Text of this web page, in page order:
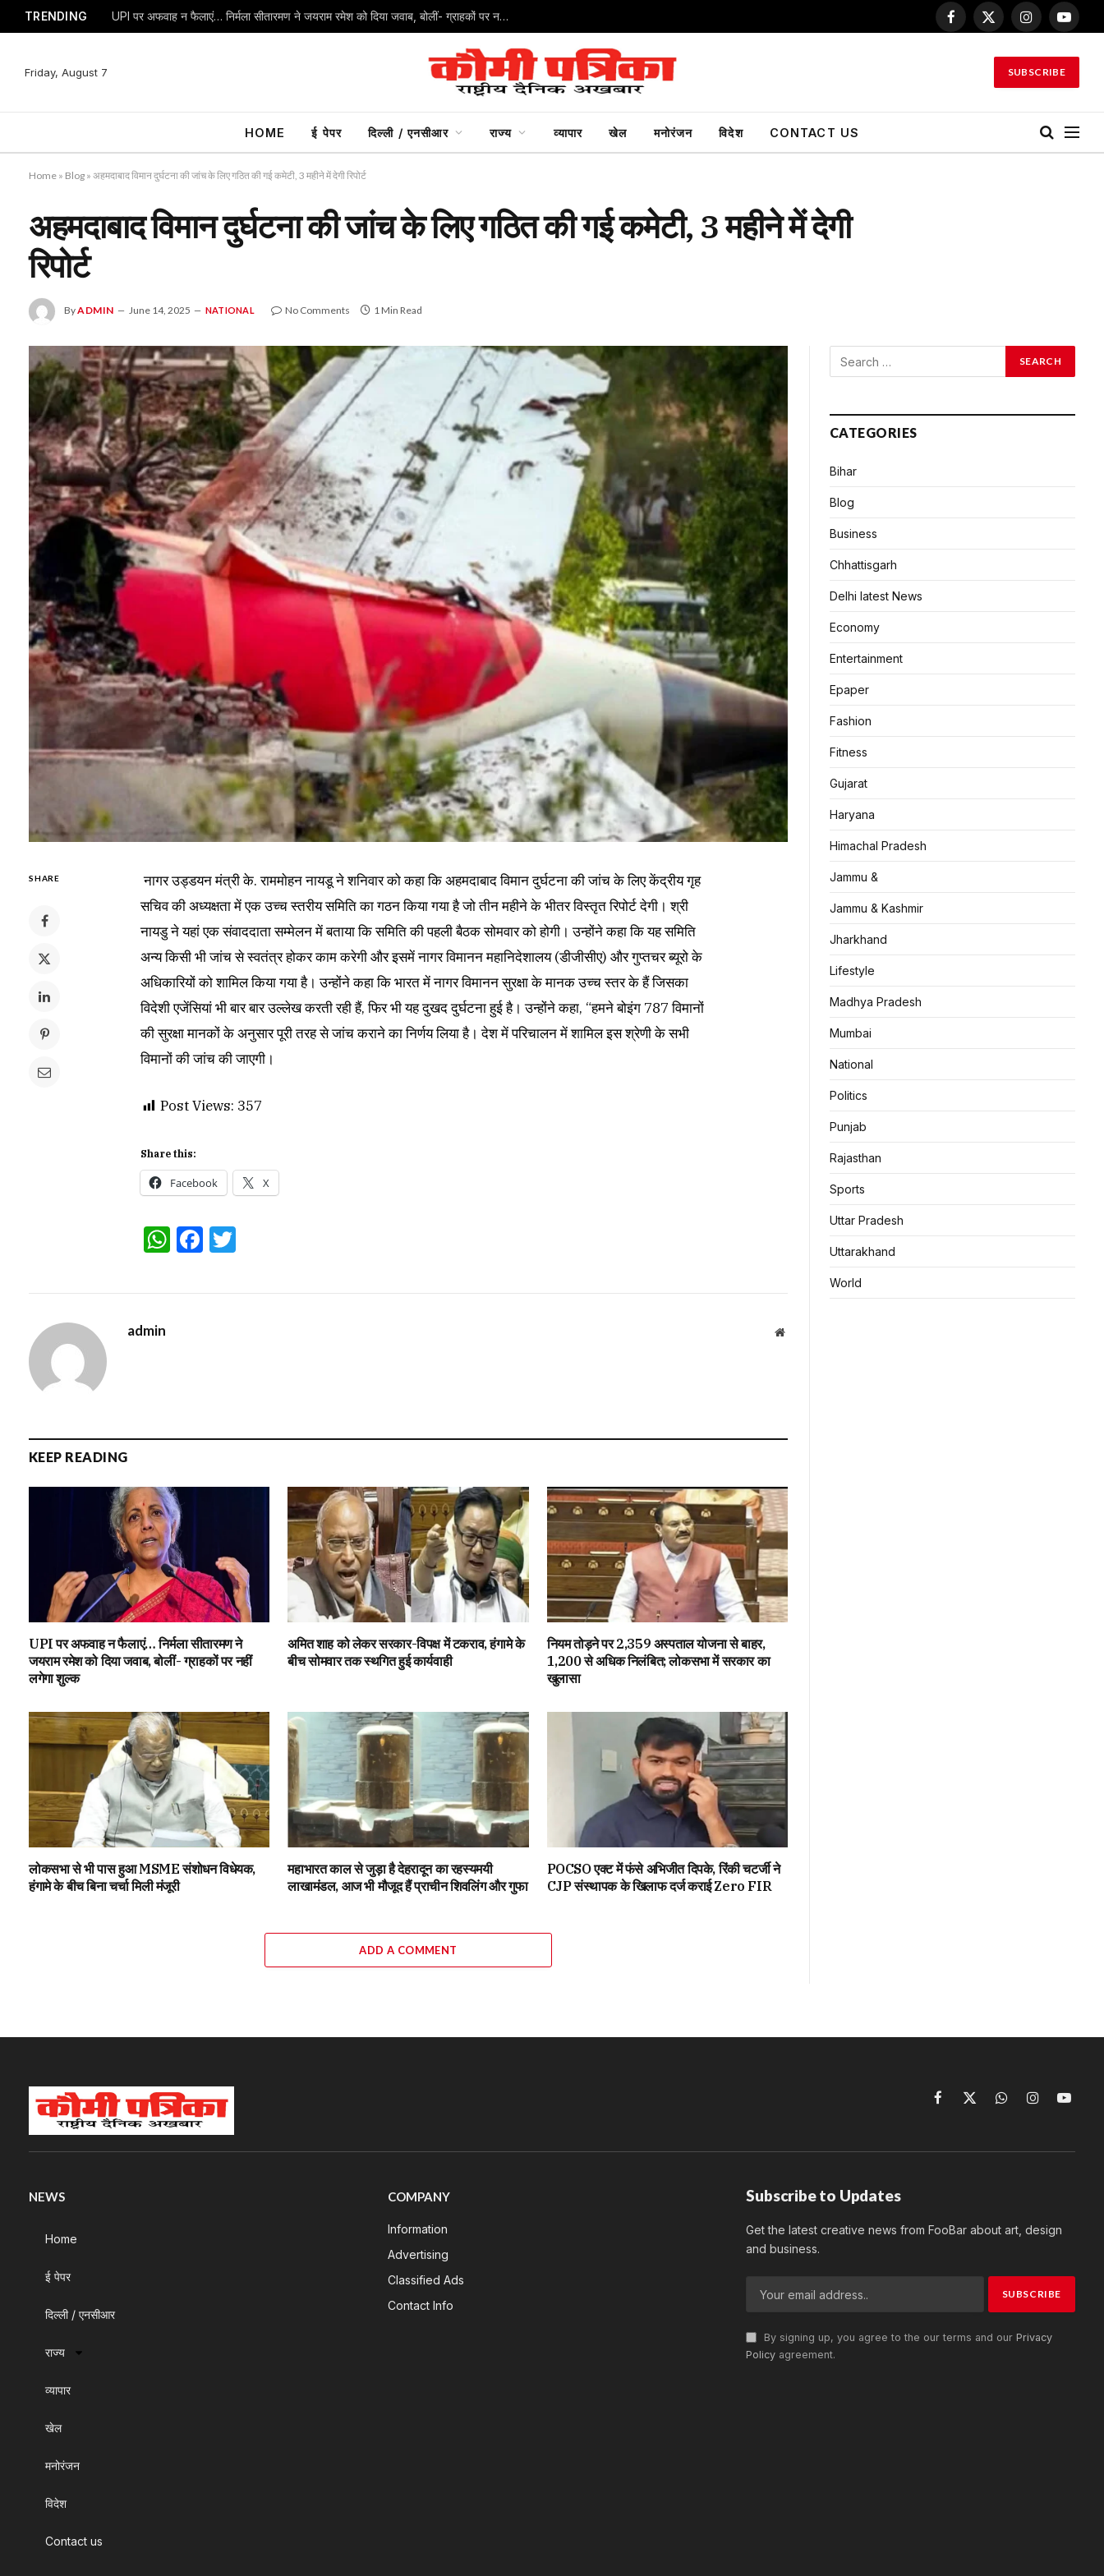
TRENDING UPI पर अफवाह न फैलाएं… निर्मला सीतारमण ने जयराम रमेश को दिया जवाब, बोलीं- ग्राहकों पर नहीं लगेगा शुल्क
Facebook
X
Instagram
Friday, August 7 SUBSCRIBE
HOME ई पेपर दिल्ली / एनसीआर राज्य व्यापार खेल मनोरंजन विदेश CONTACT US
Home » Blog » अहमदाबाद विमान दुर्घटना की जांच के लिए गठित की गई कमेटी, 3 महीने में देगी रिपोर्ट
अहमदाबाद विमान दुर्घटना की जांच के लिए गठित की गई कमेटी, 3 महीने में देगी
रिपोर्ट
ByADMIN June 14, 2025 NATIONAL No Comments 1 Min Read
SHARE
नागर उड्डयन मंत्री के. राममाेहन नायडू ने शनिवार को कहा कि अहमदाबाद विमान दुर्घटना की जांच के लिए केंद्रीय गृह
सचिव की अध्यक्षता में एक उच्च स्तरीय समिति का गठन किया गया है जो तीन महीने के भीतर विस्तृत रिपोर्ट देगी। श्री
नायडु ने यहां एक संवाददाता सम्मेलन में बताया कि समिति की पहली बैठक सोमवार को होगी। उन्होंने कहा कि यह समिति
अन्य किसी भी जांच से स्वतंत्र होकर काम करेगी और इसमें नागर विमानन महानिदेशालय (डीजीसीए) और गुप्तचर ब्यूरो के
अधिकारियों को शामिल किया गया है। उन्होंने कहा कि भारत में नागर विमानन सुरक्षा के मानक उच्च स्तर के हैं जिसका
विदेशी एजेंसियां भी बार बार उल्लेख करती रही हैं, फिर भी यह दुखद दुर्घटना हुई है। उन्होंने कहा, “हमने बोइंग 787 विमानों
की सुरक्षा मानकों के अनुसार पूरी तरह से जांच कराने का निर्णय लिया है। देश में परिचालन में शामिल इस श्रेणी के सभी
विमानों की जांच की जाएगी।
Post Views: 357
Share this:
Facebook X
WhatsApp
Facebook
admin Website
KEEP READING
UPI पर अफवाह न फैलाएं… निर्मला सीतारमण ने
जयराम रमेश को दिया जवाब, बोलीं- ग्राहकों पर नहीं
लगेगा शुल्क
अमित शाह को लेकर सरकार-विपक्ष में टकराव, हंगामे के
बीच सोमवार तक स्थगित हुई कार्यवाही
नियम तोड़ने पर 2,359 अस्पताल योजना से बाहर,
1,200 से अधिक निलंबित; लोकसभा में सरकार का
खुलासा
लोकसभा से भी पास हुआ MSME संशोधन विधेयक,
हंगामे के बीच बिना चर्चा मिली मंजूरी
महाभारत काल से जुड़ा है देहरादून का रहस्यमयी
लाखामंडल, आज भी मौजूद हैं प्राचीन शिवलिंग और गुफा
POCSO एक्ट में फंसे अभिजीत दिपके, रिंकी चटर्जी ने
CJP संस्थापक के खिलाफ दर्ज कराई Zero FIR
ADD A COMMENT
CATEGORIES
Bihar
Blog
Business
Chhattisgarh
Delhi latest News
Economy
Entertainment
Epaper
Fashion
Fitness
Gujarat
Haryana
Himachal Pradesh
Jammu &
Jammu & Kashmir
Jharkhand
Lifestyle
Madhya Pradesh
Mumbai
National
Politics
Punjab
Rajasthan
Sports
Uttar Pradesh
Uttarakhand
World
Facebook
X
WhatsAppInstagram
NEWS
Home
ई पेपर
दिल्ली / एनसीआर
राज्य
व्यापार
खेल
मनोरंजन
विदेश
Contact us
COMPANY
Information
Advertising
Classified Ads
Contact Info
Subscribe to Updates
Get the latest creative news from FooBar about art, design
and business.
By signing up, you agree to the our terms and our Privacy
Policy agreement.